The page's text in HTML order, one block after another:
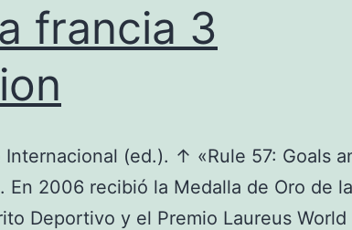
francia 3
(ed.). ↑ «Rule 57: Goals
En 2006 recibió la Medalla de Oro de la
Deportivo y el Premio Laureus World